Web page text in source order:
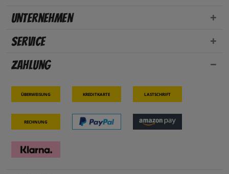
Unternehmen
Service
Zahlung
Überweisung Kreditkarte Lastschrift
Rechnung